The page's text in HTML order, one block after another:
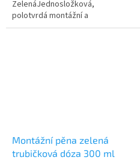
ZelenáJednosložková,
polotvrdá montážní a
konstrukční pěna na bázi vlhkem
Montážní pěna zelená
trubičková dóza 300 ml